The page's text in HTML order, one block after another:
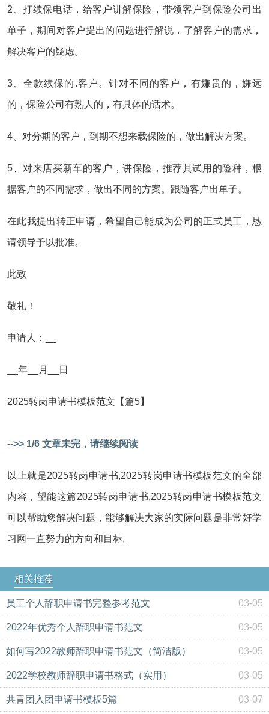
2、打续保电话，给客户讲解保险，带领客户到保险公司出
单子，期间对客户提出的问题进行解说，了解客户的需求，
解决客户的疑虑。
3、全款续保的.客户。针对不同的客户，有嫌贵的，嫌远
的，保险公司有熟人的，有具体的话术。
4、对分期的客户，到期不想来载保险的，做出解决方案。
5、对来店买新车的客户，讲保险，推荐其试用的险种，根
据客户的不同需求，做出不同的方案。跟随客户出单子。
在此我提出转正申请，希望自己能成为公司的正式员工，恳
请领导予以批准。
此致
敬礼！
申请人：__
__年__月__日
2025转岗申请书模板范文【篇5】
-->> 1/6 文章未完，请继续阅读
以上就是2025转岗申请书,2025转岗申请书模板范文的全部
内容，望能这篇2025转岗申请书,2025转岗申请书模板范文
可以帮助您解决问题，能够解决大家的实际问题是非常好学
习网一直努力的方向和目标。
相关推荐
员工个人辞职申请书完整参考范文 03-05
2022年优秀个人辞职申请书范文 03-05
如何写2022教师辞职申请书范文（简洁版） 03-05
2022学校教师辞职申请书格式（实用） 03-05
共青团入团申请书模板5篇 03-07